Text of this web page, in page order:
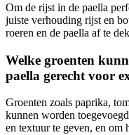
Om de rijst in de paella
juiste verhouding rijst en
roeren en de paella af te
Welke groenten
paella gerecht voor
Groenten zoals paprika,
kunnen worden
en textuur te geven, en om